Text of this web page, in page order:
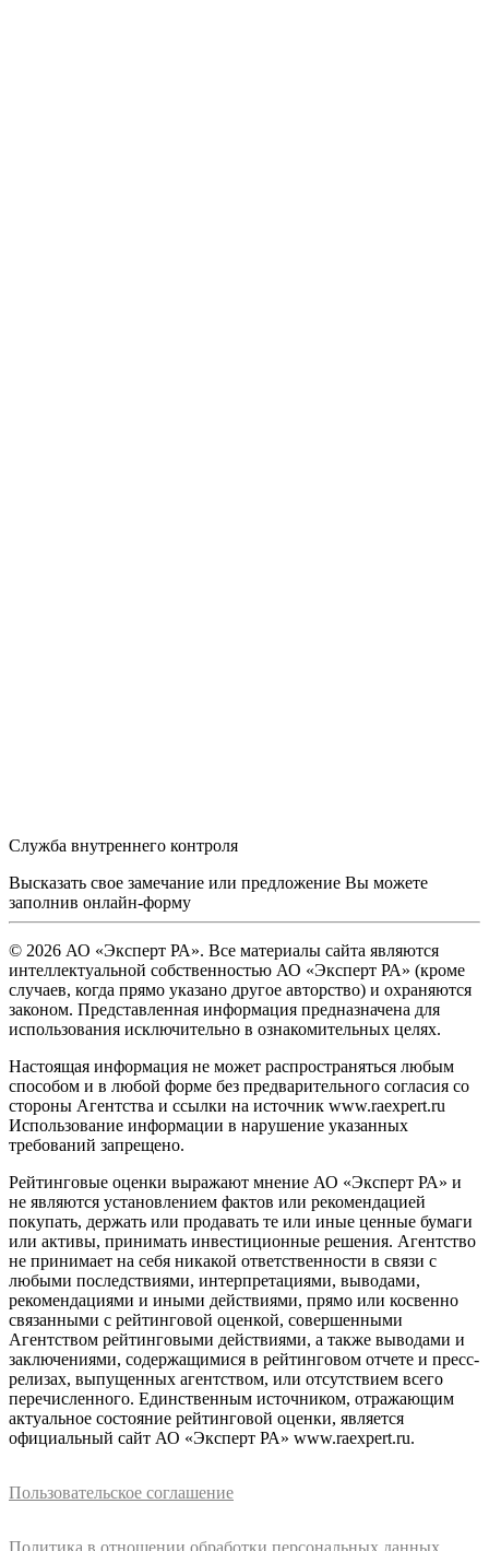
Служба внутреннего контроля
Высказать свое замечание или предложение Вы можете
заполнив онлайн-форму
© 2026 АО «Эксперт РА». Все материалы сайта являются
интеллектуальной собственностью АО «Эксперт РА» (кроме
случаев, когда прямо указано другое авторство) и охраняются
законом. Представленная информация предназначена для
использования исключительно в ознакомительных целях.
Настоящая информация не может распространяться любым
способом и в любой форме без предварительного согласия со
стороны Агентства и ссылки на источник www.raexpert.ru
Использование информации в нарушение указанных
требований запрещено.
Рейтинговые оценки выражают мнение АО «Эксперт РА» и
не являются установлением фактов или рекомендацией
покупать, держать или продавать те или иные ценные бумаги
или активы, принимать инвестиционные решения. Агентство
не принимает на себя никакой ответственности в связи с
любыми последствиями, интерпретациями, выводами,
рекомендациями и иными действиями, прямо или косвенно
связанными с рейтинговой оценкой, совершенными
Агентством рейтинговыми действиями, а также выводами и
заключениями, содержащимися в рейтинговом отчете и пресс-
релизах, выпущенных агентством, или отсутствием всего
перечисленного. Единственным источником, отражающим
актуальное состояние рейтинговой оценки, является
официальный сайт АО «Эксперт РА» www.raexpert.ru.
Пользовательское соглашение